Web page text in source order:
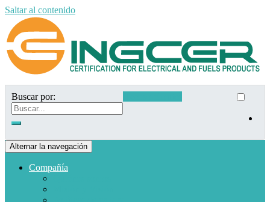
Saltar al contenido
Buscar por:
Alternar la navegación
Compañía